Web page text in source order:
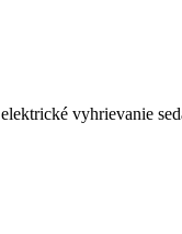
vyhrievanie